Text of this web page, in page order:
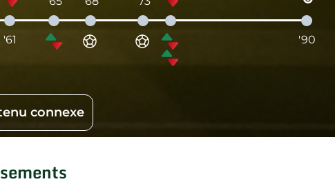
'61 '90
connexe